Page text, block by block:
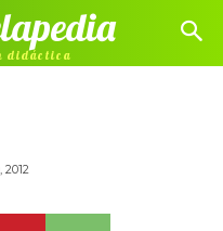
didáctica
2012